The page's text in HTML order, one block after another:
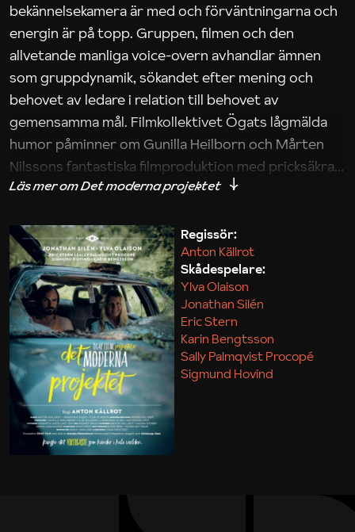
bekännelsekamera är med och förväntningarna och
energin är på topp. Gruppen, filmen och den
allvetande manliga voice-overn avhandlar ämnen
som gruppdynamik, sökandet efter mening och
behovet av ledare i relation till behovet av
gemensamma mål. Filmkollektivet Ögats lågmälda
humor påminner om Gunilla Heilborn och Mårten
Nilssons fantastiska filmproduktion med pricksäkra
iakttagelser om hur svårt det kan vara att omsätta
Maja Kekonius
Regissör:
Anton Källrot
Skådespelare:
Ylva Olaison
Jonathan Silén
Eric Stern
Karin Bengtsson
Sally Palmqvist Procopé
Sigmund Hovind